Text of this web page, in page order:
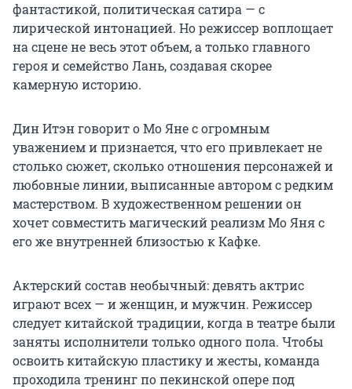
фантастикой, политическая сатира — с
лирической интонацией. Но режиссер воплощает
на сцене не весь этот объем, а только главного
героя и семейство Лань, создавая скорее
камерную историю.
Дин Итэн говорит о Мо Яне с огромным
уважением и признается, что его привлекает не
столько сюжет, сколько отношения персонажей и
любовные линии, выписанные автором с редким
мастерством. В художественном решении он
хочет совместить магический реализм Мо Яня с
его же внутренней близостью к Кафке.
Актерский состав необычный: девять актрис
играют всех — и женщин, и мужчин. Режиссер
следует китайской традиции, когда в театре были
заняты исполнители только одного пола. Чтобы
освоить китайскую пластику и жесты, команда
проходила тренинг по пекинской опере под